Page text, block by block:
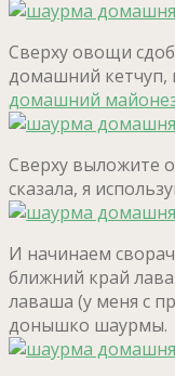
Сверху овощи
домашний кетчуп,
домашний
Сверху выложите
сказала, я
И начинаем
ближний край
лаваша (у меня с
донышко шаурмы.